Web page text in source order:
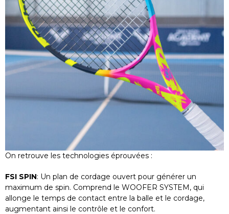
On retrouve les technologies éprouvées :
FSI SPIN: Un plan de cordage ouvert pour générer un
maximum de spin. Comprend le WOOFER SYSTEM, qui
allonge le temps de contact entre la balle et le cordage,
augmentant ainsi le contrôle et le confort.